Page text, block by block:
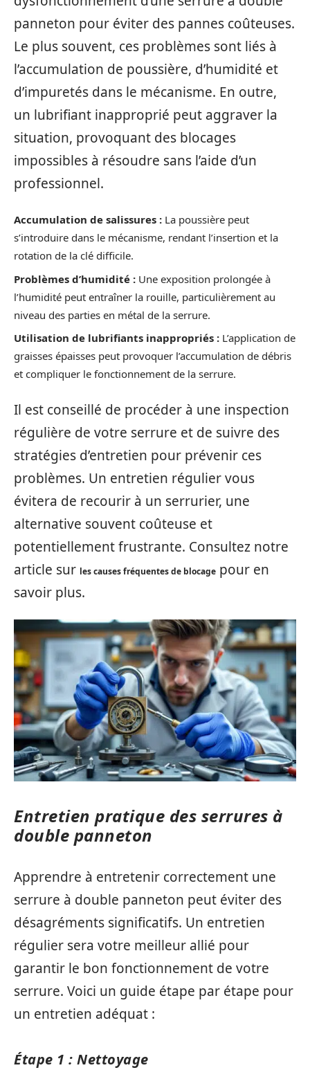
panneton pour éviter des pannes coûteuses.
Le plus souvent, ces problèmes sont liés à
l’accumulation de poussière, d’humidité et
d’impuretés dans le mécanisme. En outre,
un lubrifiant inapproprié peut aggraver la
situation, provoquant des blocages
impossibles à résoudre sans l’aide d’un
professionnel.
Accumulation de salissures : La poussière peut
s’introduire dans le mécanisme, rendant l’insertion et la
rotation de la clé difficile.
Problèmes d’humidité : Une exposition prolongée à
l’humidité peut entraîner la rouille, particulièrement au
niveau des parties en métal de la serrure.
Utilisation de lubrifiants inappropriés : L’application de
graisses épaisses peut provoquer l’accumulation de débris
et compliquer le fonctionnement de la serrure.
Il est conseillé de procéder à une inspection
régulière de votre serrure et de suivre des
stratégies d’entretien pour prévenir ces
problèmes. Un entretien régulier vous
évitera de recourir à un serrurier, une
alternative souvent coûteuse et
potentiellement frustrante. Consultez notre
article sur les causes fréquentes de blocage pour en
savoir plus.
Entretien pratique des serrures à
double panneton
Apprendre à entretenir correctement une
serrure à double panneton peut éviter des
désagréments significatifs. Un entretien
régulier sera votre meilleur allié pour
garantir le bon fonctionnement de votre
serrure. Voici un guide étape par étape pour
un entretien adéquat :
Étape 1 : Nettoyage